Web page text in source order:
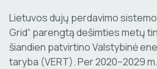
Lietuvos dujų perdavimo
Grid“ parengtą dešimties metų
šiandien patvirtino Valstybinė
taryba (VERT). Per 2020–2029